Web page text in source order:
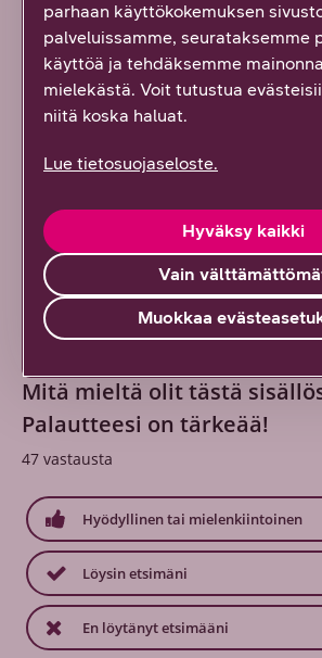
Ville Halonen
DNA:n Head of Press & PR Ville
yrityksen mediasuhteista,
toimitusjohtajan viestinnästä.
Mitä mieltä olit tästä
Palautteesi on tärkeää!
47 vastausta
Hyödyllinen tai mielenkiintoinen
Löysin etsimäni
En löytänyt etsimääni
parhaan käyttökokemuksen
palveluissamme, seurataksemme
käyttöä ja tehdäksemme
mielekästä. Voit tutustua
niitä koska haluat.
Lue tietosuojaseloste.
Vain
Hyväksy kaikki
Muokkaa